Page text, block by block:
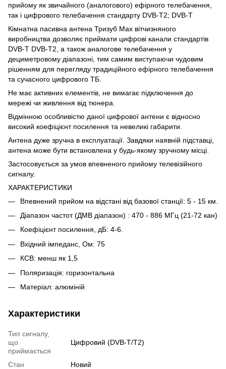
прийому як звичайного (аналогового) ефірного телебачення,
так і цифрового телебачення стандарту DVB-T2; DVB-T
Кімнатна пасивна антена Тризуб Max вітчизняного
виробництва дозволяє приймати цифрові канали стандартів
DVB-T DVB-T2, а також аналогове телебачення у
дециметровому діапазоні, тим самим виступаючи чудовим
рішенням для перегляду традиційного ефірного телебачення
та сучасного цифрового ТБ.
Не має активних елементів, не вимагає підключення до
мережі чи живлення від тюнера.
Відмінною особливістю даної цифрової антени є відносно
високий коефіцієнт посилення та невеликі габарити.
Антена дуже зручна в експлуатації. Завдяки наявній підставці,
антена може бути встановлена ​​у будь-якому зручному місці.
Застосовується за умов впевненого прийому телевізійного
сигналу.
ХАРАКТЕРИСТИКИ
Впевнений прийом на відстані від базової станції: 5 - 15 км.
Діапазон частот (ДМВ діапазон) : 470 - 886 МГц (21-72 кан)
Коефіцієнт посилення, дБ: 4-6.
Вхідний імпеданс, Ом: 75
КСВ: менш як 1,5
Поляризація: горизонтальна
Матеріал: алюміній
Характеристики
Тип сигналу,
що
приймається
Цифровий (DVB-T/T2)
Стан
Новий